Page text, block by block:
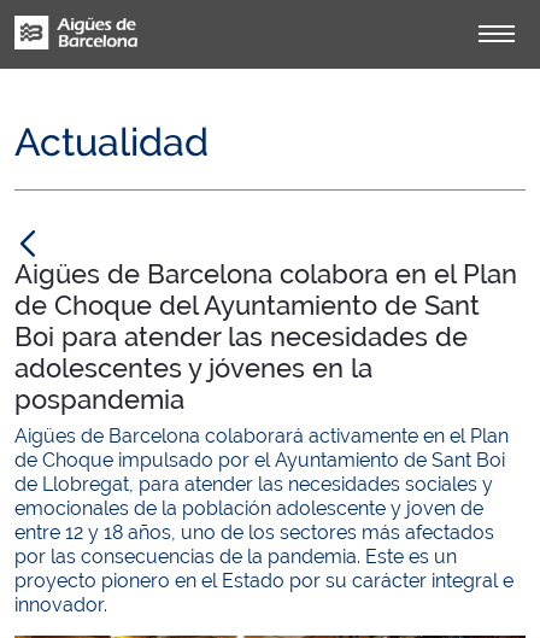
Actualidad
Aigües de Barcelona colabora en el Plan
de Choque del Ayuntamiento de Sant
Boi para atender las necesidades de
adolescentes y jóvenes en la
pospandemia
Aigües de Barcelona colaborará activamente en el Plan
de Choque impulsado por el Ayuntamiento de Sant Boi
de Llobregat, para atender las necesidades sociales y
emocionales de la población adolescente y joven de
entre 12 y 18 años, uno de los sectores más afectados
por las consecuencias de la pandemia. Este es un
proyecto pionero en el Estado por su carácter integral e
innovador.